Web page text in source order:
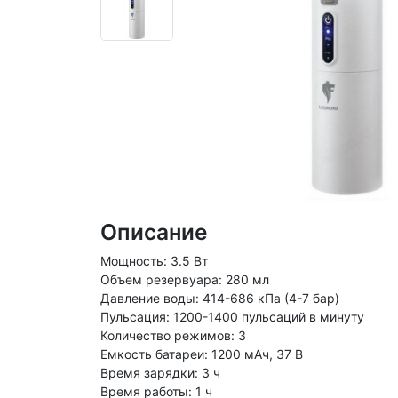
Описание
Мощность: 3.5 Вт
Объем резервуара: 280 мл
Давление воды: 414-686 кПа (4-7 бар)
Пульсация: 1200-1400 пульсаций в минуту
Количество режимов: 3
Емкость батареи: 1200 мАч, 37 В
Время зарядки: 3 ч
Время работы: 1 ч